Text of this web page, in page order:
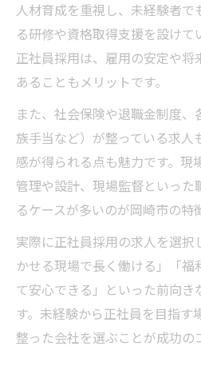
建設会社求人で正社
土木業界の正社員に
建設会社求人で好条
正社員就職を叶える建
土木現場で安定を得
人材育成を重視し、未経験者で
る研修や資格取得支援を設けて
正社員採用は、雇用の安定や
あることもメリットです。
また、社会保険や退職金制度
族手当など）が整っている求
感が得られる点も魅力です。現
管理や設計、現場監督といっ
るケースが多いのが岡崎市の特
実際に正社員採用の求人を選
かせる現場で長く働ける」「
て安心できる」といった前向
す。未経験から正社員を目指す
整った会社を選ぶことが成功の